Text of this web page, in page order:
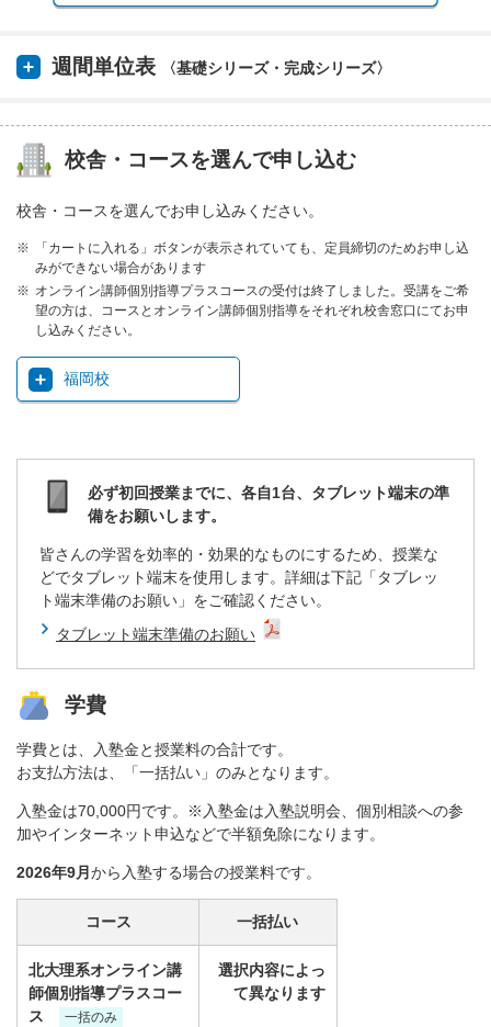
週間単位表 〈基礎シリーズ・完成シリーズ〉
校舎・コースを選んで申し込む
校舎・コースを選んでお申し込みください。
「カートに入れる」ボタンが表示されていても、定員締切のためお申し込
みができない場合があります
オンライン講師個別指導プラスコースの受付は終了しました。受講をご希
望の方は、コースとオンライン講師個別指導をそれぞれ校舎窓口にてお申
し込みください。
福岡校
必ず初回授業までに、各自1台、タブレット端末の準
備をお願いします。
皆さんの学習を効率的・効果的なものにするため、授業な
どでタブレット端末を使用します。詳細は下記「タブレッ
ト端末準備のお願い」をご確認ください。
タブレット端末準備のお願い
学費
学費とは、入塾金と授業料の合計です。
お支払方法は、「一括払い」のみとなります。
入塾金は70,000円です。※入塾金は入塾説明会、個別相談への参
加やインターネット申込などで半額免除になります。
2026年9月 から入塾する場合の授業料です。
コース
北大理系オンライン講
師個別指導プラスコー
ス
一括のみ
一括払い
選択内容によっ
て異なります